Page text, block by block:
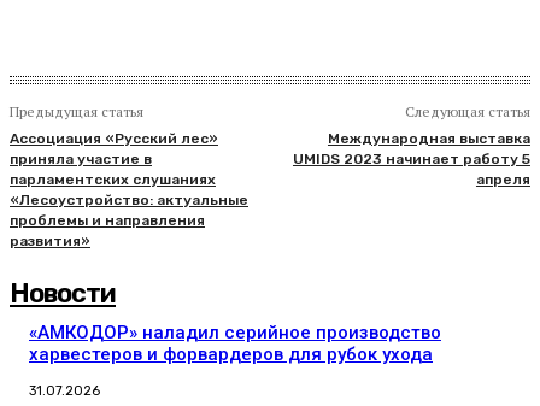
Предыдущая статья
Ассоциация «Русский лес»
приняла участие в
парламентских слушаниях
«Лесоустройство: актуальные
проблемы и направления
развития»
Следующая статья
Международная выставка
UMIDS 2023 начинает работу 5
апреля
Новости
«АМКОДОР» наладил серийное производство
харвестеров и форвардеров для рубок ухода
31.07.2026